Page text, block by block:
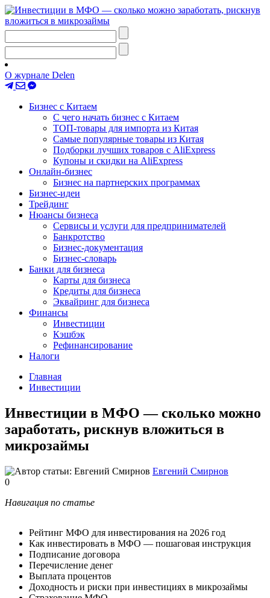
О журнале Delen
Бизнес с Китаем
С чего начать бизнес с Китаем
ТОП-товары для импорта из Китая
Самые популярные товары из Китая
Подборки лучших товаров с AliExpress
Купоны и скидки на AliExpress
Онлайн-бизнес
Бизнес на партнерских программах
Бизнес-идеи
Трейдинг
Нюансы бизнеса
Сервисы и услуги для предпринимателей
Банкротство
Бизнес-документация
Бизнес-словарь
Банки для бизнеса
Карты для бизнеса
Кредиты для бизнеса
Эквайринг для бизнеса
Финансы
Инвестиции
Кэшбэк
Рефинансирование
Налоги
Главная
Инвестиции
Инвестиции в МФО — сколько можно
заработать, рискнув вложиться в
микрозаймы
Евгений Смирнов
0
Навигация по статье
Рейтинг МФО для инвестирования на 2026 год
Как инвестировать в МФО — пошаговая инструкция
Подписание договора
Перечисление денег
Выплата процентов
Доходность и риски при инвестициях в микрозаймы